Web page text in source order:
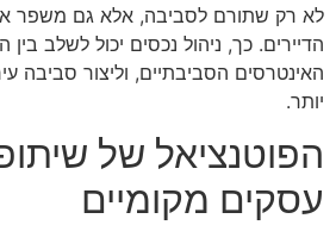
לא רק שתורם לסביבה, אלא גם משפר
הדיירים. כך, ניהול נכסים יכול לשלב בין
האינטרסים הסביבתיים, וליצור סביבה
יותר.
הפוטנציאל של
עסקים מקומיים